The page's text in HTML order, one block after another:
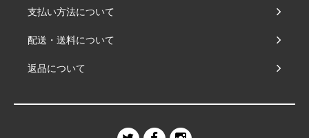
支払い方法について
配送・送料について
返品について